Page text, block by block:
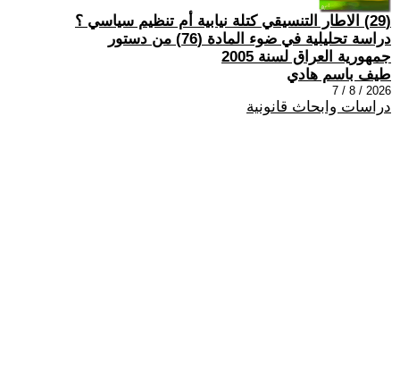
(29) الاطار التنسيقي كتلة نيابية أم تنظيم سياسي ؟
دراسة تحليلية في ضوء المادة (76) من دستور
جمهورية العراق لسنة 2005
طيف باسم هادي
2026 / 8 / 7
دراسات وابحاث قانونية